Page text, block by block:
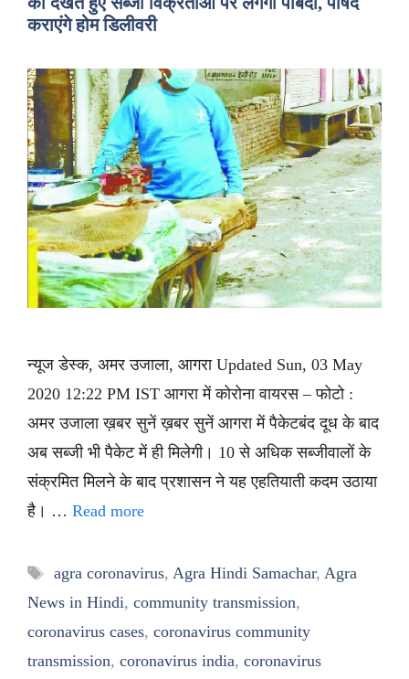
कराएंगे होम डिलीवरी
न्यूज डेस्क, अमर उजाला, आगरा Updated Sun, 03 May
2020 12:22 PM IST आगरा में कोरोना वायरस – फोटो :
अमर उजाला ख़बर सुनें ख़बर सुनें आगरा में पैकेटबंद दूध के बाद
अब सब्जी भी पैकेट में ही मिलेगी। 10 से अधिक सब्जीवालों के
संक्रमित मिलने के बाद प्रशासन ने यह एहतियाती कदम उठाया
है। … Read more
Tags
agra coronavirus, Agra Hindi Samachar, Agra
News in Hindi, community transmission,
coronavirus cases, coronavirus community
transmission, coronavirus india, coronavirus